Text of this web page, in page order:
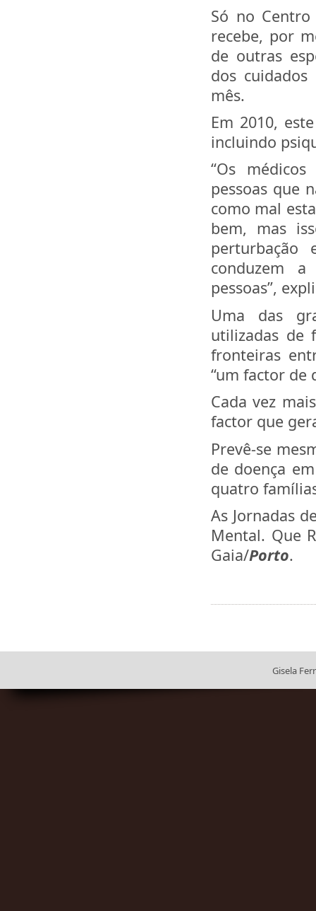
Só no
recebe, por
de outras
dos
mês.
Em 2010,
incluindo
“Os
pessoas que
como mal
bem, mas
conduzem
pessoas”,
Uma das
utilizadas de
fronteiras
“um factor de
Cada vez
factor que
Prevê-se
de doença
quatro
As Jornadas
Mental. Que
Gaia/Porto.
Gisela